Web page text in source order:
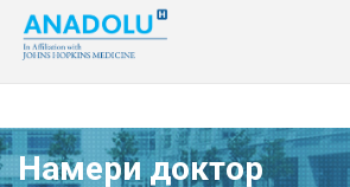
Намери доктор